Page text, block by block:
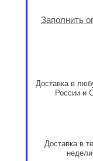
Заполнить
Доставка в
России и
Доставка в
недели